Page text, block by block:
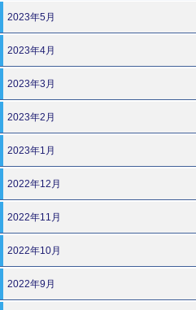
2023年5月
2023年4月
2023年3月
2023年2月
2023年1月
2022年12月
2022年11月
2022年10月
2022年9月